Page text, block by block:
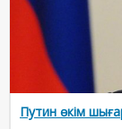
Путин өкім